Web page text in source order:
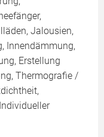
Jalousien,
Innendämmung,
Erstellung
Thermografie /